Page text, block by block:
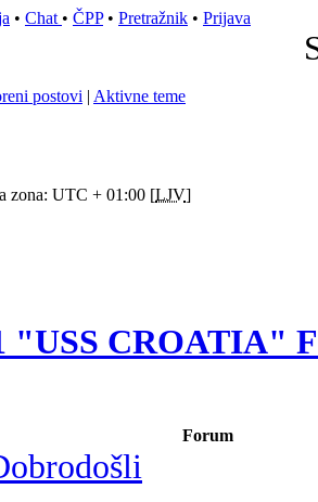
• Chat • ČPP• Pretražnik • Prijava
postovi | Aktivne teme
zona: UTC + 01:00 [LJV]
"USS CROATIA"
Forum